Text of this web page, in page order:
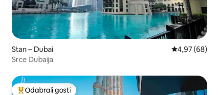
Stan – Dubai Prosječna
4,97 (68)
Srce Dubaija
Odabrali gosti